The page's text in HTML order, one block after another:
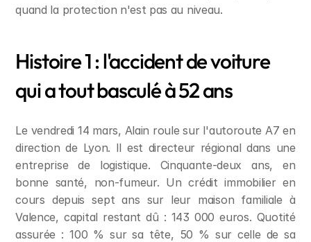
quand la protection n'est pas au niveau.
Histoire 1 : l'accident de voiture
qui a tout basculé à 52 ans
Le vendredi 14 mars, Alain roule sur l'autoroute A7 en
direction de Lyon. Il est directeur régional dans une
entreprise de logistique. Cinquante-deux ans, en
bonne santé, non-fumeur. Un crédit immobilier en
cours depuis sept ans sur leur maison familiale à
Valence, capital restant dû : 143 000 euros. Quotité
assurée : 100 % sur sa tête, 50 % sur celle de sa